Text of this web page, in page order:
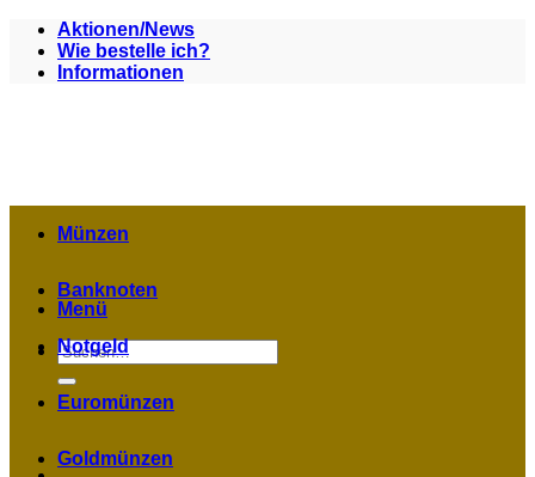
Zum
Inhalt
springen
Aktionen/News
Wie bestelle ich?
Informationen
Menü
Suchen
nach:
Münzen
Banknoten
Notgeld
Euromünzen
Goldmünzen